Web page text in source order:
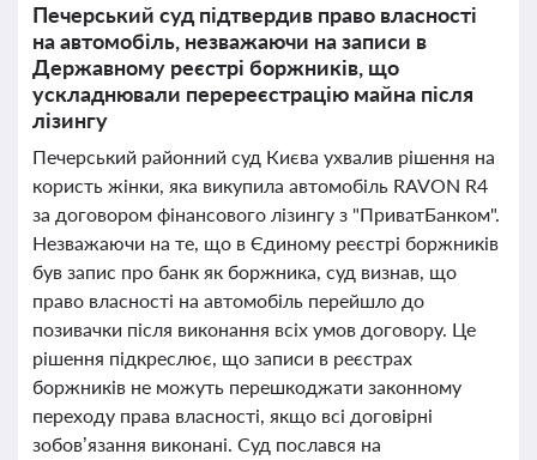
Печерський суд підтвердив право власності
на автомобіль, незважаючи на записи в
Державному реєстрі боржників, що
ускладнювали перереєстрацію майна після
лізингу
Печерський районний суд Києва ухвалив рішення на
користь жінки, яка викупила автомобіль RAVON R4
за договором фінансового лізингу з "ПриватБанком".
Незважаючи на те, що в Єдиному реєстрі боржників
був запис про банк як боржника, суд визнав, що
право власності на автомобіль перейшло до
позивачки після виконання всіх умов договору. Це
рішення підкреслює, що записи в реєстрах
боржників не можуть перешкоджати законному
переходу права власності, якщо всі договірні
зобов’язання виконані. Суд послався на